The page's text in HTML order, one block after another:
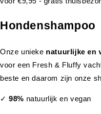
Hondenshampoo
Onze unieke natuurlijke en
voor een Fresh & Fluffy
beste en daarom zijn onze
✓98% natuurlijk en vegan